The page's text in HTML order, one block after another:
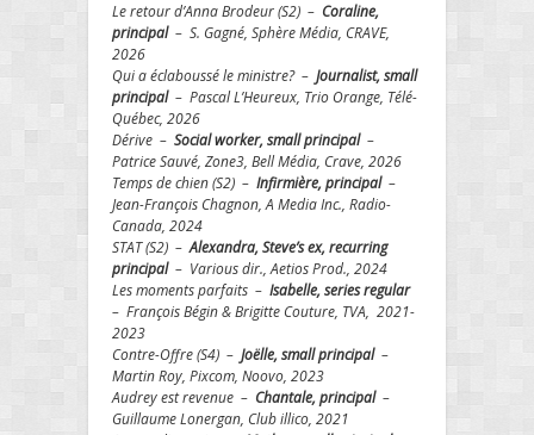
Le retour d’Anna Brodeur (S2) – Coraline,
principal– S. Gagné, Sphère Média, CRAVE,
2026
Qui a éclaboussé le ministre? – Journalist, small
principal – Pascal L’Heureux, Trio Orange, Télé-
Québec, 2026
Dérive – Social worker, small principal –
Patrice Sauvé, Zone3, Bell Média, Crave, 2026
Temps de chien (S2) – Infirmière, principal–
Jean-François Chagnon, A Media Inc., Radio-
Canada, 2024
STAT (S2) –Alexandra, Steve’s ex, recurring
principal – Various dir., Aetios Prod., 2024
Les moments parfaits – Isabelle, series regular
– François Bégin & Brigitte Couture, TVA, 2021-
2023
Contre-Offre (S4) – Joëlle, small principal –
Martin Roy, Pixcom, Noovo, 2023
Audrey est revenue – Chantale, principal–
Guillaume Lonergan, Club illico, 2021